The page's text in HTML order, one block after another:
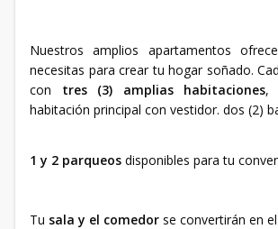
Nuestros amplios apartamentos
necesitas para crear tu hogar soñado.
con tres (3) amplias habitaciones,
habitación principal con vestidor. dos (2)
1 y 2 parqueos disponibles para tu
Tu sala y el comedor se convertirán en